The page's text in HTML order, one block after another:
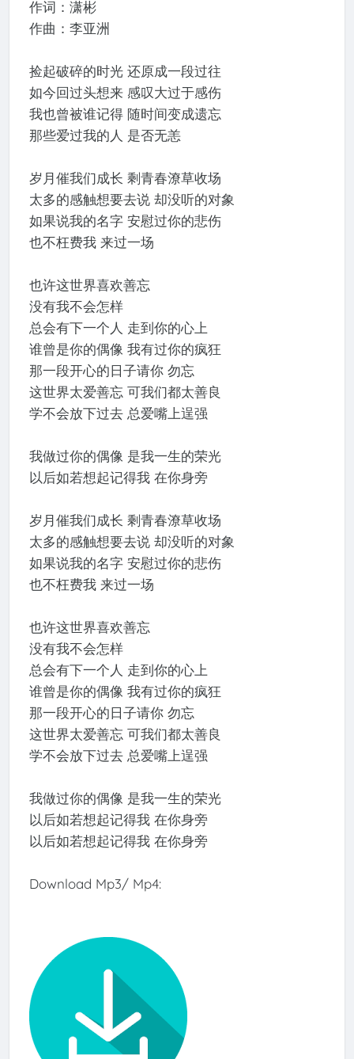
作词：潇彬
作曲：李亚洲
捡起破碎的时光 还原成一段过往
如今回过头想来 感叹大过于感伤
我也曾被谁记得 随时间变成遗忘
那些爱过我的人 是否无恙
岁月催我们成长 剩青春潦草收场
太多的感触想要去说 却没听的对象
如果说我的名字 安慰过你的悲伤
也不枉费我 来过一场
也许这世界喜欢善忘
没有我不会怎样
总会有下一个人 走到你的心上
谁曾是你的偶像 我有过你的疯狂
那一段开心的日子请你 勿忘
这世界太爱善忘 可我们都太善良
学不会放下过去 总爱嘴上逞强
我做过你的偶像 是我一生的荣光
以后如若想起记得我 在你身旁
岁月催我们成长 剩青春潦草收场
太多的感触想要去说 却没听的对象
如果说我的名字 安慰过你的悲伤
也不枉费我 来过一场
也许这世界喜欢善忘
没有我不会怎样
总会有下一个人 走到你的心上
谁曾是你的偶像 我有过你的疯狂
那一段开心的日子请你 勿忘
这世界太爱善忘 可我们都太善良
学不会放下过去 总爱嘴上逞强
我做过你的偶像 是我一生的荣光
以后如若想起记得我 在你身旁
以后如若想起记得我 在你身旁
Download Mp3/ Mp4: